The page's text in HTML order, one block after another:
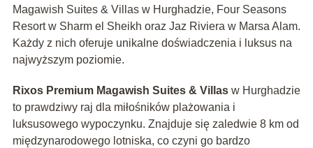
Magawish Suites & Villas w Hurghadzie, Four Seasons
Resort w Sharm el Sheikh oraz Jaz Riviera w Marsa Alam.
Każdy z nich oferuje unikalne doświadczenia i luksus na
najwyższym poziomie.
Rixos Premium Magawish Suites & Villasw Hurghadzie
to prawdziwy raj dla miłośników plażowania i
luksusowego wypoczynku. Znajduje się zaledwie 8 km od
międzynarodowego lotniska, co czyni go bardzo